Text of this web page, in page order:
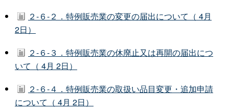
２-６-２．特例販売業の変更の届出について（ 4月
2日）
２-６-３．特例販売業の休廃止又は再開の届出につ
いて（ 4月 2日）
２-６-４．特例販売業の取扱い品目変更・追加申請
について（ 4月 2日）